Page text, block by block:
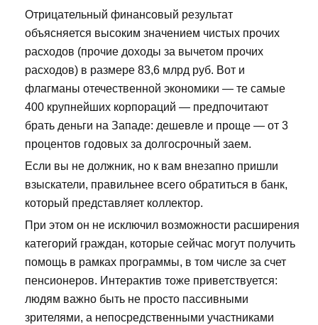
Отрицательный финансовый результат
объясняется высоким значением чистых прочих
расходов (прочие доходы за вычетом прочих
расходов) в размере 83,6 млрд руб. Вот и
флагманы отечественной экономики — те самые
400 крупнейших корпораций — предпочитают
брать деньги на Западе: дешевле и проще — от 3
процентов годовых за долгосрочный заем.
Если вы не должник, но к вам внезапно пришли
взыскатели, правильнее всего обратиться в банк,
который представляет коллектор.
При этом он не исключил возможности расширения
категорий граждан, которые сейчас могут получить
помощь в рамках программы, в том числе за счет
пенсионеров. Интерактив тоже приветствуется:
людям важно быть не просто пассивными
зрителями, а непосредственными участниками